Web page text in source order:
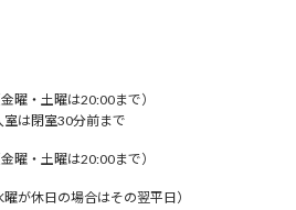
曜・土曜は20:00まで）
は閉室30分前まで
曜・土曜は20:00まで）
が休日の場合はその翌平日）